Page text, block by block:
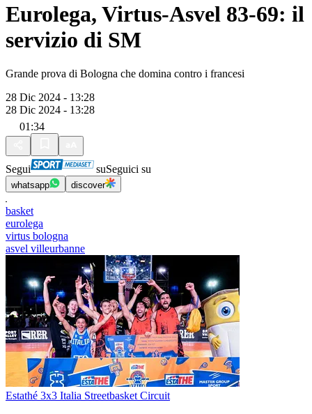
Eurolega, Virtus-Asvel 83-69: il
servizio di SM
Grande prova di Bologna che domina contro i francesi
28 Dic 2024 - 13:28
28 Dic 2024 - 13:28
01:34
Segui suSeguici su
whatsapp discover
basket
eurolega
virtus bologna
asvel villeurbanne
Estathé 3x3 Italia Streetbasket Circuit